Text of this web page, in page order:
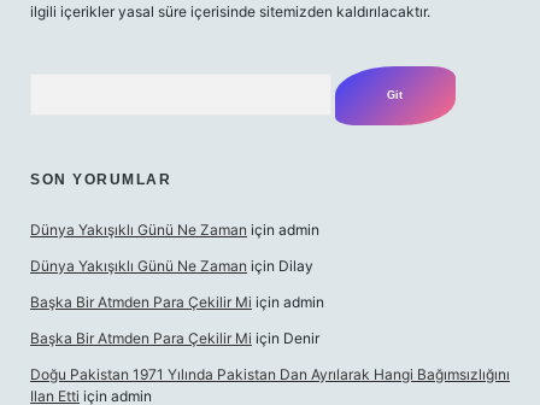
ilgili içerikler yasal süre içerisinde sitemizden kaldırılacaktır.
SON YORUMLAR
Dünya Yakışıklı Günü Ne Zaman için admin
Dünya Yakışıklı Günü Ne Zaman için Dilay
Başka Bir Atmden Para Çekilir Mi için admin
Başka Bir Atmden Para Çekilir Mi için Denir
Doğu Pakistan 1971 Yılında Pakistan Dan Ayrılarak Hangi Bağımsızlığını
Ilan Etti için admin